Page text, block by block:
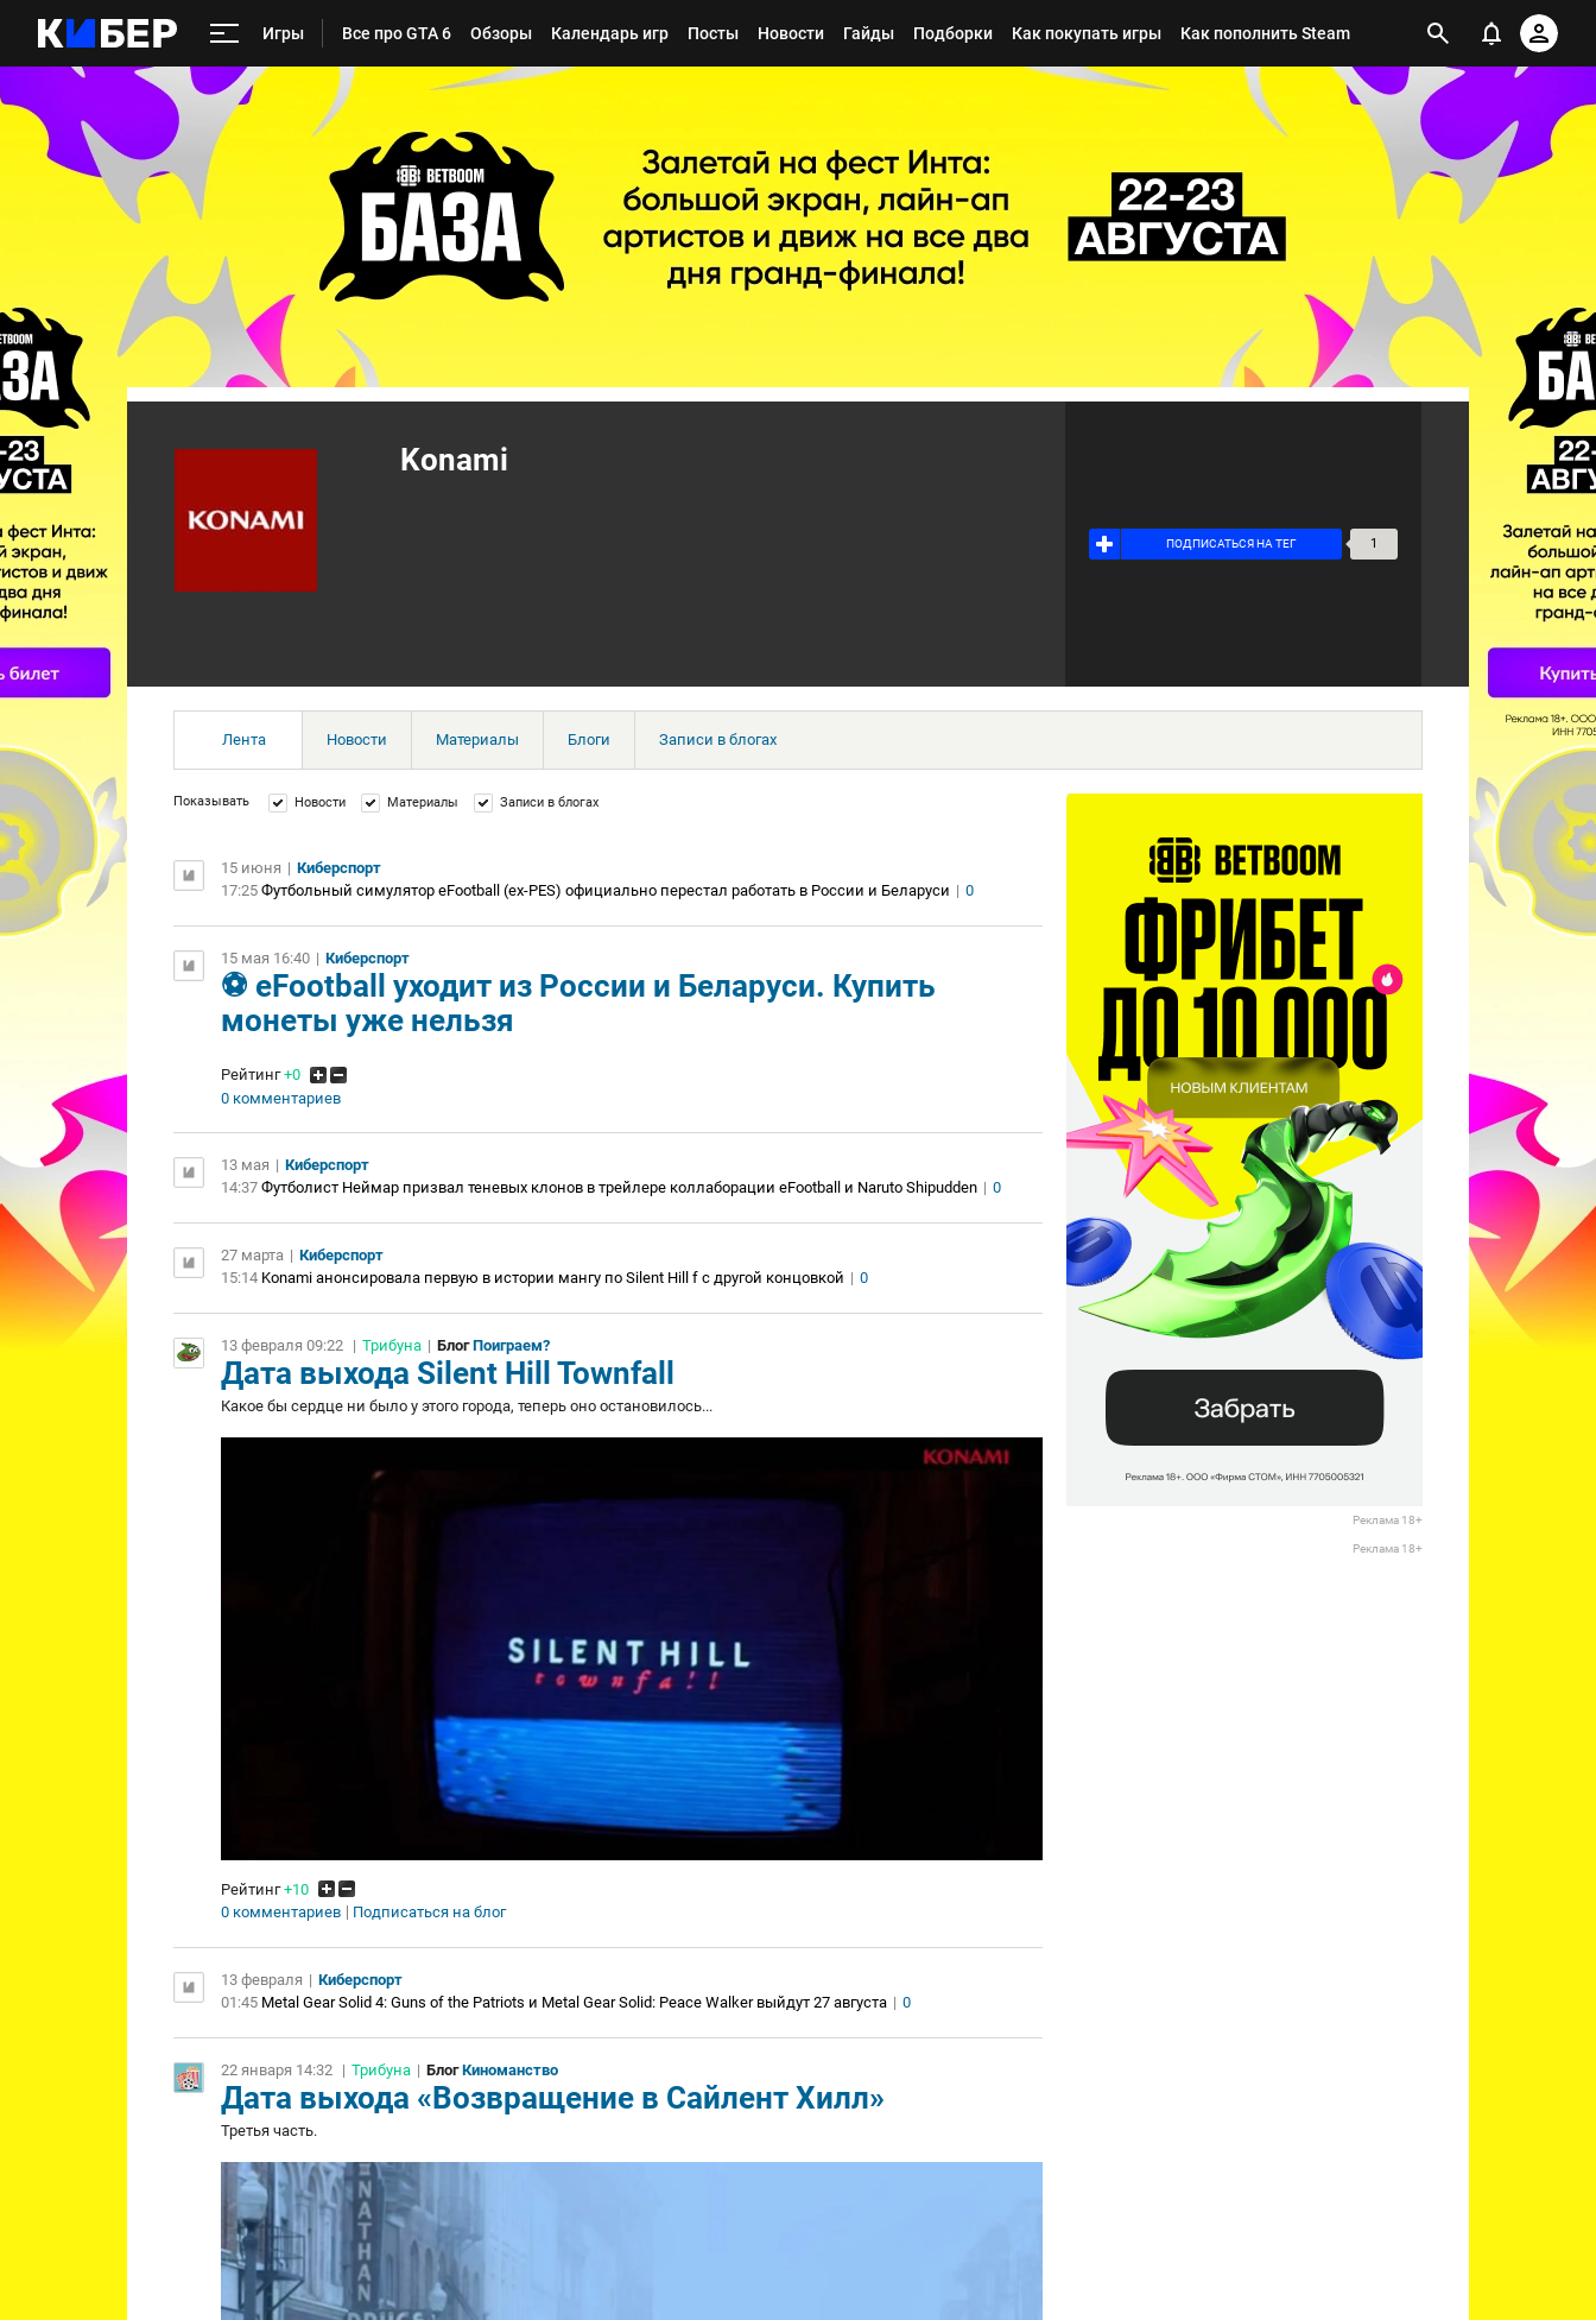
Игры Все про GTA 6 Обзоры Календарь игр Посты Новости Гайды Подборки Как покупать игры Как пополнить Steam
Konami
ПОДПИСАТЬСЯ НА ТЕГ
1
Лента Новости Материалы Блоги Записи в блогах
Показывать Новости Материалы Записи в блогах
15 июня | Киберспорт
17:25 Футбольный симулятор eFootball (ex-PES) официально перестал работать в России и Беларуси | 0
15 мая 16:40 | Киберспорт
⚽️ eFootball уходит из России и Беларуси. Купить
монеты уже нельзя
Рейтинг+0
0 комментариев
13 мая | Киберспорт
14:37 Футболист Неймар призвал теневых клонов в трейлере коллаборации eFootball и Naruto Shipudden | 0
27 марта | Киберспорт
15:14 Konami анонсировала первую в истории мангу по Silent Hill f с другой концовкой | 0
13 февраля 09:22 | Трибуна | Блог Поиграем?
Дата выхода Silent Hill Townfall
Какое бы сердце ни было у этого города, теперь оно остановилось...
Рейтинг+10
0 комментариев
Подписаться на блог
13 февраля | Киберспорт
01:45 Metal Gear Solid 4: Guns of the Patriots и Metal Gear Solid: Peace Walker выйдут 27 августа | 0
22 января 14:32 | Трибуна | Блог Киноманство
Дата выхода «Возвращение в Сайлент Хилл»
Третья часть.
Реклама 18+
Реклама 18+